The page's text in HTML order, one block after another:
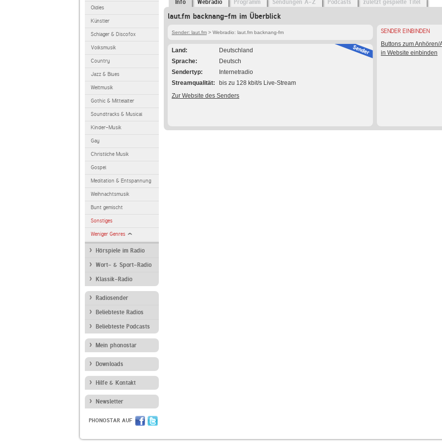
Oldies
Künstler
Schlager & Discofox
Volksmusik
Country
Jazz & Blues
Weltmusik
Gothic & Mittelalter
Soundtracks & Musical
Kinder-Musik
Gay
Christliche Musik
Gospel
Meditation & Entspannung
Weihnachtsmusik
Bunt gemischt
Sonstiges
Weniger Genres
Hörspiele im Radio
Wort- & Sport-Radio
Klassik-Radio
Radiosender
Beliebteste Radios
Beliebteste Podcasts
Mein phonostar
Downloads
Hilfe & Kontakt
Newsletter
PHONOSTAR AUF
Info Webradio Programm Sendungen A-Z Podcasts zuletzt gespielte Titel
laut.fm backnang-fm im Überblick
Sender: laut.fm > Webradio: laut.fm backnang-fm
Land
Deutschland
Sprache
Deutsch
Sendertyp
Internetradio
Streamqualität
bis zu 128 kbit/s Live-Stream
Zur Website des Senders
SENDER EINBINDEN
Buttons zum Anhören/
in Website einbinden